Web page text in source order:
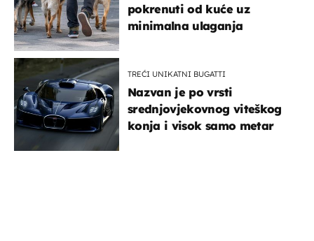
pokrenuti od kuće uz
minimalna ulaganja
TREĆI UNIKATNI BUGATTI
Nazvan je po vrsti
srednjovjekovnog viteškog
konja i visok samo metar